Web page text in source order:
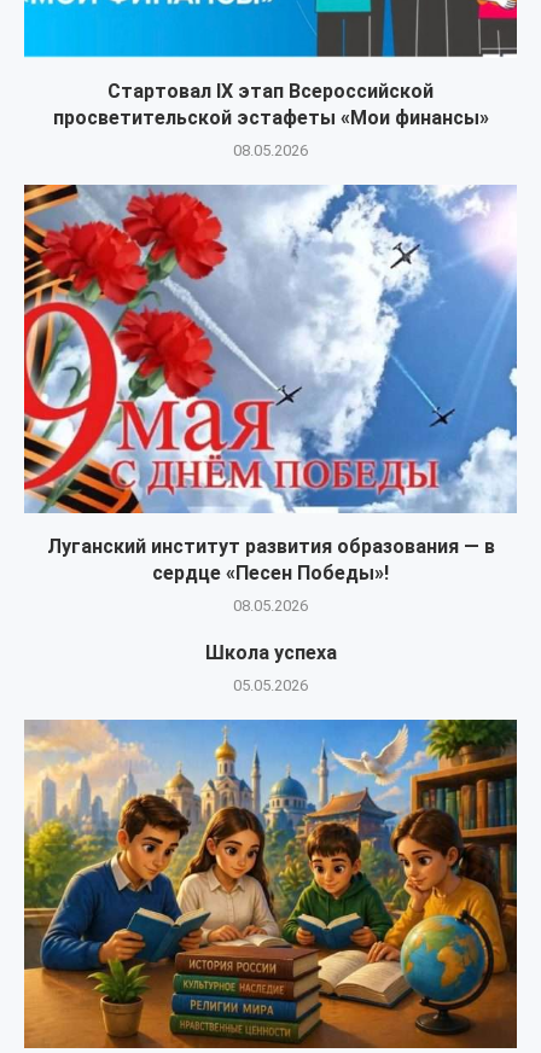
Стартовал IX этап Всероссийской
просветительской эстафеты «Мои финансы»
08.05.2026
Луганский институт развития образования — в
сердце «Песен Победы»!
08.05.2026
Школа успеха
05.05.2026